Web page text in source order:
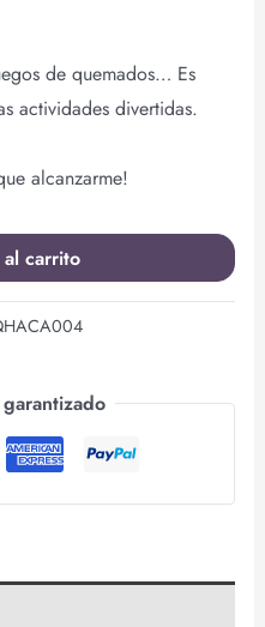
de quemados… Es
actividades divertidas.
alcanzarme!
carrito